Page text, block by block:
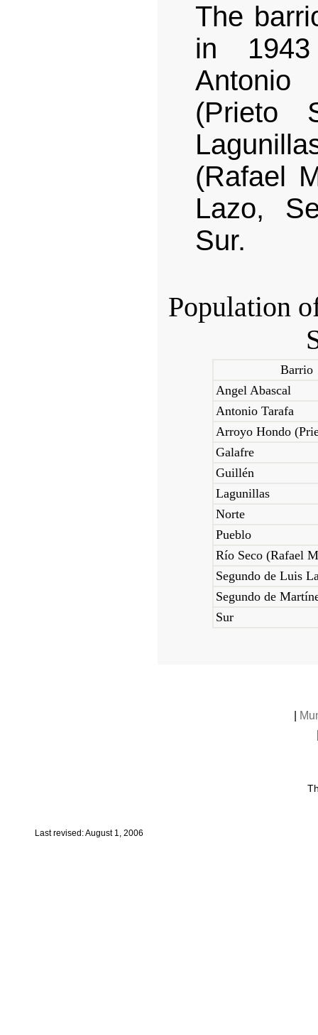
The
in
(Prieto
(Rafael
Lazo,
Sur.
Population
Barrio
Angel Abascal
Antonio Tarafa
Arroyo Hondo
Galafre
Guillén
Lagunillas
Norte
Pueblo
Río Seco (Rafael
Segundo de Luis
Segundo de
Sur
Last revised: August 1, 2006